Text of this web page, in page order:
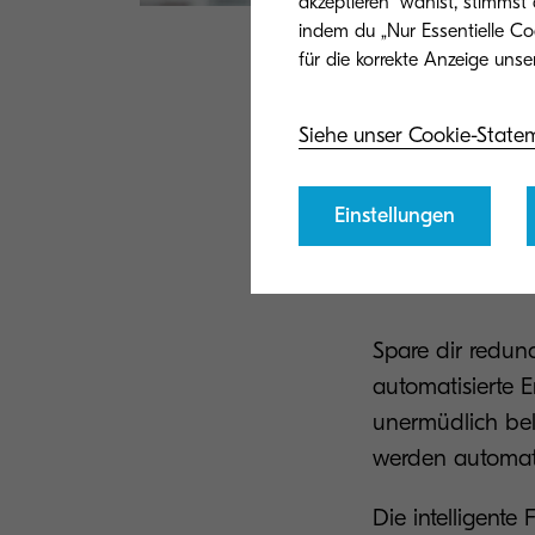
Vorteile
Spare dir
automatisierte
unermüdlich
werden
Die intelligente
indem du „Nur Essentielle
Siehe unser Cookie-
Einstellungen